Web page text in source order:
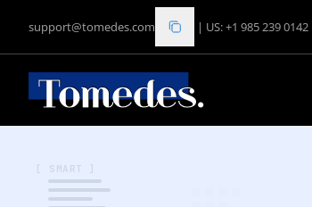
support@tomedes.com | US: +1 985 239 0142
[ SMART ]